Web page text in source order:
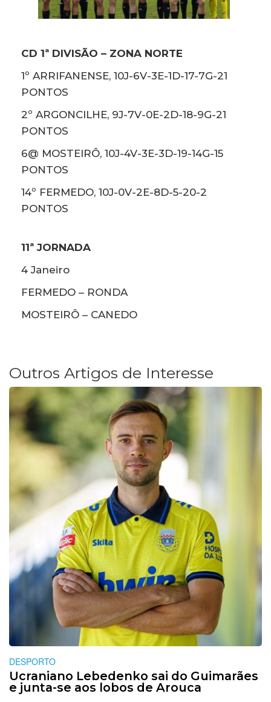
CD 1ª DIVISÃO – ZONA NORTE
1º ARRIFANENSE, 10J-6V-3E-1D-17-7G-21
PONTOS
2º ARGONCILHE, 9J-7V-0E-2D-18-9G-21
PONTOS
6@ MOSTEIRÔ, 10J-4V-3E-3D-19-14G-15
PONTOS
14º FERMEDO, 10J-0V-2E-8D-5-20-2
PONTOS
11ª JORNADA
4 Janeiro
FERMEDO – RONDA
MOSTEIRÔ – CANEDO
Outros Artigos de Interesse
DESPORTO
Ucraniano Lebedenko sai do Guimarães
e junta-se aos lobos de Arouca